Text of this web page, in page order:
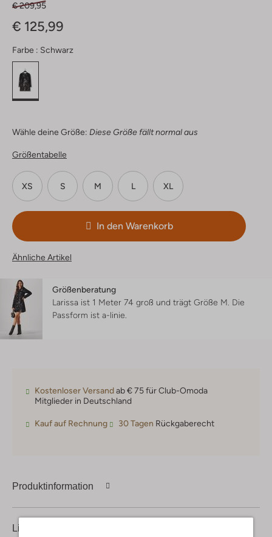
€ 209,95
€ 125,99
Farbe : Schwarz
Wähle deine Größe: Diese Größe fällt normal aus
Größentabelle
XS S M L XL
In den Warenkorb
Ähnliche Artikel
Größenberatung
Larissa ist 1 Meter 74 groß und trägt Größe M. Die
Passform ist a-linie
Kostenloser Versandab € 75 für Club-Omoda
Mitglieder in Deutschland
Kauf auf Rechnung 30 Tagen Rückgaberecht
Produktinformation
Lieferung & Rückgabe